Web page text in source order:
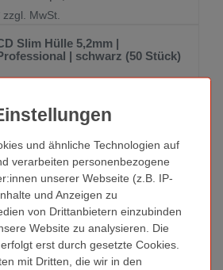
zzgl. MwSt.
Slim Hülle 5,2mm |
| schwarz (50 Stück)
zzgl. MwSt.
Slim Hülle | Professional |
weiß (ab 200 Stück
16,72 € *
zzgl. MwSt.
und ähnliche Technologien auf
verarbeiten personenbezogene
unserer Webseite (z.B. IP-
und Anzeigen zu
von Drittanbietern einzubinden
Website zu analysieren. Die
erst durch gesetzte Cookies.
mit Dritten, die wir in den